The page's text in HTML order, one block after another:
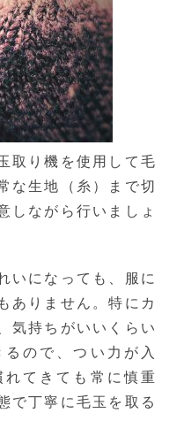
取り機を使用して毛
な生地（糸）まで切
しながら行いましょ
いになっても、服に
ありません。特にカ
気持ちがいいくらい
ので、つい力が入
てきても常に慎重
で丁寧に毛玉を取る